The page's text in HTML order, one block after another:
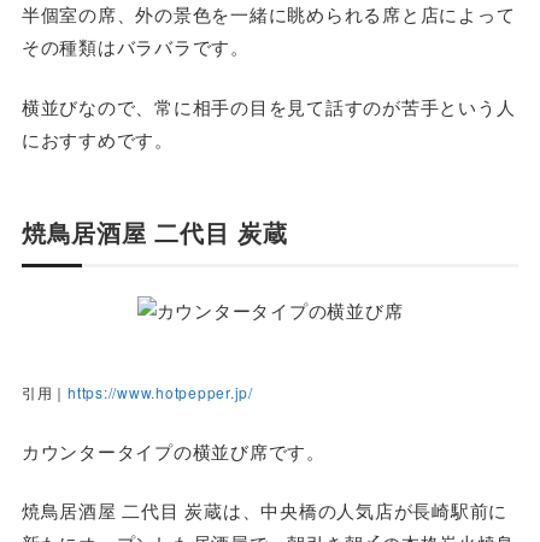
半個室の席、外の景色を一緒に眺められる席と店によって
その種類はバラバラです。
横並びなので、常に相手の目を見て話すのが苦手という人
におすすめです。
焼鳥居酒屋 二代目 炭蔵
引用｜https://www.hotpepper.jp/
カウンタータイプの横並び席です。
焼鳥居酒屋 二代目 炭蔵は、中央橋の人気店が長崎駅前に